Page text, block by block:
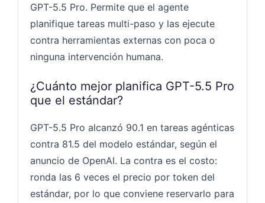
GPT-5.5 Pro. Permite que el agente
planifique tareas multi-paso y las ejecute
contra herramientas externas con poca o
ninguna intervención humana.
¿Cuánto mejor planifica GPT-5.5 Pro
que el estándar?
GPT-5.5 Pro alcanzó 90.1 en tareas agénticas
contra 81.5 del modelo estándar, según el
anuncio de OpenAI. La contra es el costo:
ronda las 6 veces el precio por token del
estándar, por lo que conviene reservarlo para